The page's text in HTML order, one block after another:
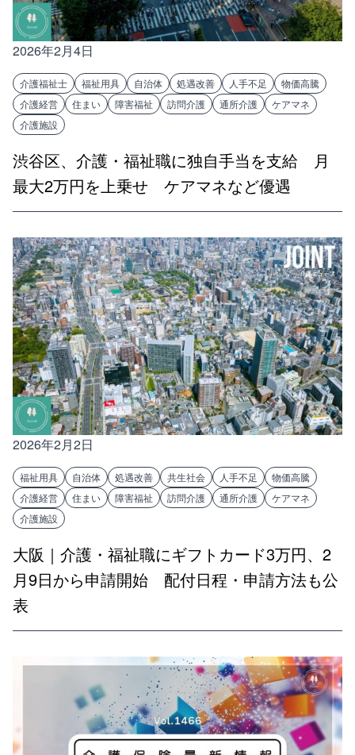
2026年2月4日
介護福祉士 福祉用具 自治体 処遇改善 人手不足
物価高騰
介護経営
住まい 障害福祉 訪問介護 通所介護
ケアマネ
介護施設
渋谷区、介護・福祉職に独自手当を支給 月
最大2万円を上乗せ ケアマネなど優遇
2026年2月2日
福祉用具 自治体 処遇改善 共生社会 人手不足
物価高騰
介護経営
住まい 障害福祉 訪問介護 通所介護
ケアマネ
介護施設
大阪｜介護・福祉職にギフトカード3万円、2
月9日から申請開始 配付日程・申請方法も公
表